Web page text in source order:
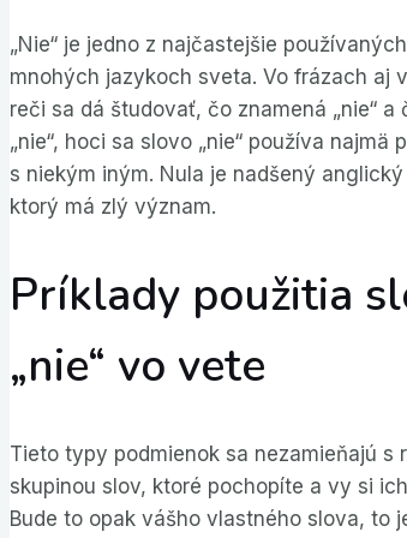
„Nie“ je jedno z najčastejšie
mnohých jazykoch sveta. Vo frázach aj
reči sa dá študovať, čo znamená „nie“ a
„nie“, hoci sa slovo „nie“ používa najmä
s niekým iným. Nula je nadšený
ktorý má zlý význam.
Príklady použitia
„nie“ vo vete
Tieto typy podmienok sa nezamieňajú s
skupinou slov, ktoré pochopíte a vy si
Bude to opak vášho vlastného slova, to